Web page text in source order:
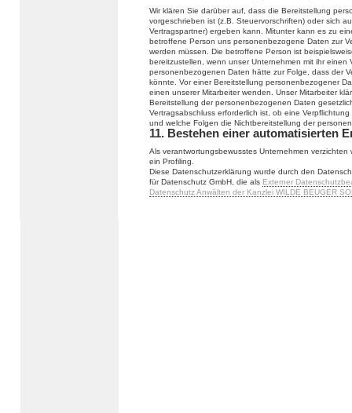
Wir klären Sie darüber auf, dass die Bereitstellung
vorgeschrieben ist (z.B. Steuervorschriften) oder sich
Vertragspartner) ergeben kann. Mitunter kann es zu
betroffene Person uns personenbezogene Daten zur
werden müssen. Die betroffene Person ist
bereitzustellen, wenn unser Unternehmen mit ihr
personenbezogenen Daten hätte zur Folge, dass der
könnte. Vor einer Bereitstellung personenbezogener
einen unserer Mitarbeiter wenden. Unser Mitarbeiter
Bereitstellung der personenbezogenen Daten
Vertragsabschluss erforderlich ist, ob eine
und welche Folgen die Nichtbereitstellung der
11. Bestehen einer automatisierten
Als verantwortungsbewusstes Unternehmen
ein Profiling.
Diese Datenschutzerklärung wurde durch den
für Datenschutz GmbH, die als Externer
Datenschutz Anwälten der Kanzlei WILDE BEUGER